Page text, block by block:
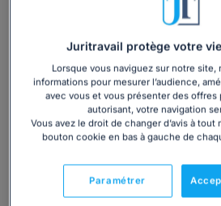
période de 12 mois consécutifs) ;
nombre de jours travaillés
l'accord collectif, ne pouvant
lescaractéristiques principales
(comme les modalités de
demi-journées travaillées, etc.) ;
rémunération des salariés
, des
arrivées et départs en cours de
Juritravail protège votre
Lorsque vous naviguez sur notre
informations pour mesurer l’audience,
avec vous et vous présenter des offres
autorisant, votre navigation
Vous avez le droit de changer d’avis à
bouton cookie en bas à gauche de
Paramétrer